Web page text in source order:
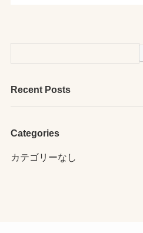
Recent Posts
Categories
カテゴリーなし